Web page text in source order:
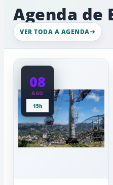
nesta
quinta-
feira
Agenda de
VER TODA A AGENDA
08
AGO
15h